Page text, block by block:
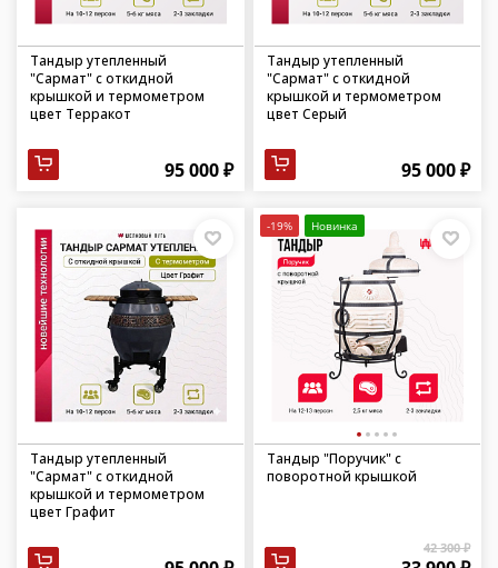
Тандыр утепленный
"Сармат" с откидной
крышкой и термометром
цвет Терракот
95 000 ₽
Тандыр утепленный
"Сармат" с откидной
крышкой и термометром
цвет Серый
95 000 ₽
Тандыр утепленный
"Сармат" с откидной
крышкой и термометром
цвет Графит
-19% Новинка
Тандыр "Поручик" с
поворотной крышкой
42 300 ₽